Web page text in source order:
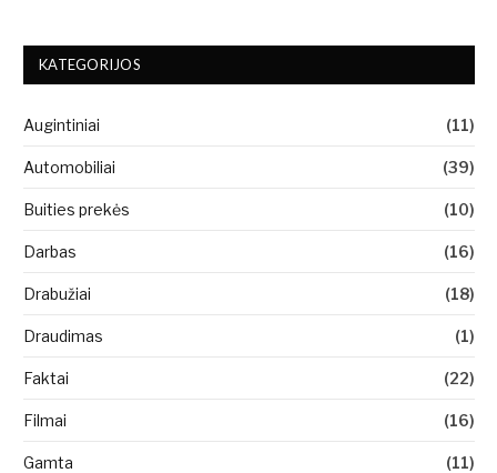
KATEGORIJOS
Augintiniai (11)
Automobiliai (39)
Buities prekės (10)
Darbas (16)
Drabužiai (18)
Draudimas (1)
Faktai (22)
Filmai (16)
Gamta (11)